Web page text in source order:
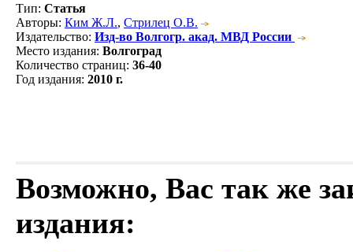
Тип: Статья
Авторы: Ким Ж.Л., Стрилец О.В.
Издательство: Изд-во Волгогр. акад. МВД России
Место издания: Волгоград
Количество страниц: 36-40
Год издания: 2010 г.
Возможно, Вас так же
издания: